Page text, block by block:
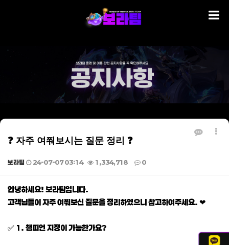
❓ 자주 여쭤보시는 질문 정리 ❓
보라팀 24-07-07 03:14 1,334,718 0
본문
안녕하세요! 보라팀입니다.
고객님들이 자주 여쭤보신 질문을 정리하였으니 참고하여주세요. ❤
✅ 1. 챔피언 지정이 가능한가요?